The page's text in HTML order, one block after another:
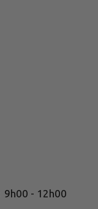
9h00 - 12h00